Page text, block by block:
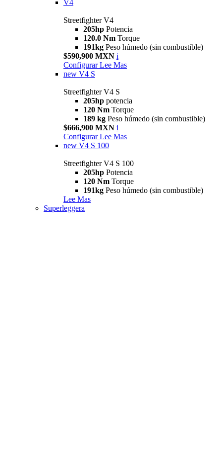
V4
Streetfighter V4
205hp Potencia
120.0 Nm Torque
191kg Peso húmedo (sin combustible)
$590,900 MXN i
Configurar Lee Mas
new V4 S
Streetfighter V4 S
205hp potencia
120 Nm Torque
189 kg Peso húmedo (sin combustible)
$666,900 MXN i
Configurar Lee Mas
new V4 S 100
Streetfighter V4 S 100
205hp Potencia
120 Nm Torque
191kg Peso húmedo (sin combustible)
Lee Mas
Superleggera